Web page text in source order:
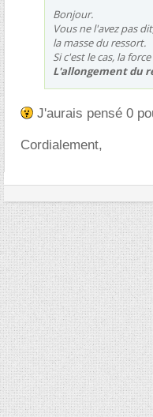
Bonjour.
Vous ne l'avez pas
la masse du ressort.
Si c'est le cas, la
L'allongement du
J'aurais pensé 0
Cordialement,